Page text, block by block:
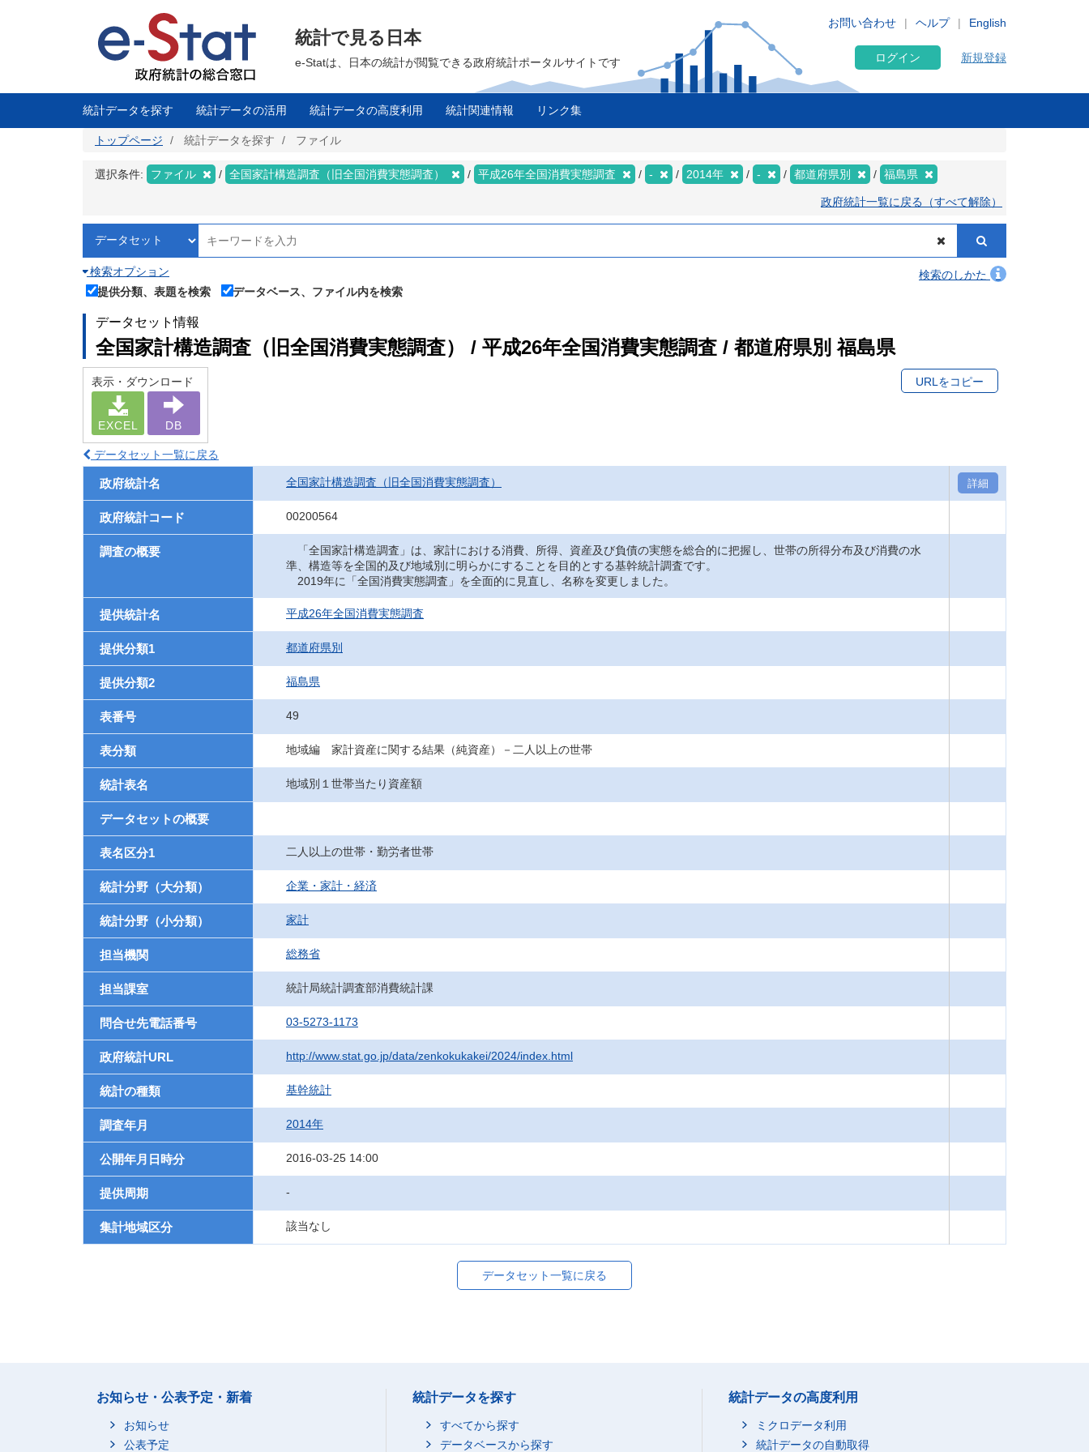
に
English
お問い合わせ ヘルプ
統計で見る日本
e-Statは、日本の統計が閲覧できる政府統計ポータルサイトです ログイン 新規登録
統計データを探す 統計データの活用 統計データの高度利用 統計関連情報 リンク集
トップページ 統計データを探す ファイル
選択条件: ファイル 全国家計構造調査（旧全国消費実態調査） 平成26年全国消費実態調査 - 2014年 - 都道府県別 福島県
政府統計一覧に戻る（すべて解除）
検索オプション
検索のしかた
提供分類、表題を検索
データベース、ファイル内を検索
データセット情報
全国家計構造調査（旧全国消費実態調査） / 平成26年全国消費実態調査 / 都道府県別 福島県
表示・ダウンロード
EXCEL DB
URLをコピー
データセット一覧に戻る
政府統計名 全国家計構造調査（旧全国消費実態調査） 詳細
政府統計コード 00200564
調査の概要
「全国家計構造調査」は、家計における消費、所得、資産及び負債の実態を総合的に把握し、世帯の所得分布及び消費の水
準、構造等を全国的及び地域別に明らかにすることを目的とする基幹統計調査です。
2019年に「全国消費実態調査」を全面的に見直し、名称を変更しました。
提供統計名 平成26年全国消費実態調査
提供分類1 都道府県別
提供分類2 福島県
表番号 49
表分類 地域編 家計資産に関する結果（純資産）－二人以上の世帯
統計表名 地域別１世帯当たり資産額
データセットの概要
表名区分1 二人以上の世帯・勤労者世帯
統計分野（大分類） 企業・家計・経済
統計分野（小分類） 家計
担当機関 総務省
担当課室 統計局統計調査部消費統計課
問合せ先電話番号 03-5273-1173
政府統計URL http://www.stat.go.jp/data/zenkokukakei/2024/index.html
統計の種類 基幹統計
調査年月 2014年
公開年月日時分 2016-03-25 14:00
提供周期 -
集計地域区分 該当なし
データセット一覧に戻る
お知らせ・公表予定・新着
お知らせ
公表予定
統計データを探す
すべてから探す
データベースから探す
統計データの高度利用
ミクロデータ利用
統計データの自動取得